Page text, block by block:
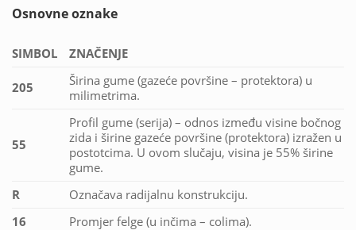
Osnovne oznake
SIMBOL ZNAČENJE
205
Širina gume (gazeće površine – protektora) u
milimetrima.
55
Profil gume (serija) – odnos između visine bočnog
zida i širine gazeće površine (protektora) izražen u
postotcima. U ovom slučaju, visina je 55% širine
gume.
R
Označava radijalnu konstrukciju.
16
Promjer felge (u inčima – colima).